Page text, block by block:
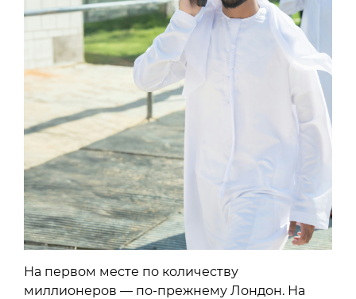
На первом месте по количеству
миллионеров — по-прежнему Лондон. На